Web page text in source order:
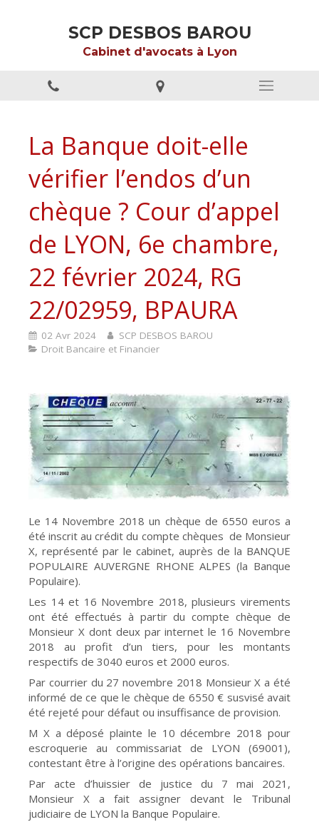
SCP DESBOS BAROU
Cabinet d'avocats à Lyon
La Banque doit-elle
vérifier l’endos d’un
chèque ? Cour d’appel
de LYON, 6e chambre,
22 février 2024, RG
22/02959, BPAURA
02 Avr 2024
SCP DESBOS BAROU
Droit Bancaire et Financier
Le 14 Novembre 2018 un chèque de 6550 euros a
été inscrit au crédit du compte chèques de Monsieur
X, représenté par le cabinet, auprès de la BANQUE
POPULAIRE AUVERGNE RHONE ALPES (la Banque
Populaire).
Les 14 et 16 Novembre 2018, plusieurs virements
ont été effectués à partir du compte chèque de
Monsieur X dont deux par internet le 16 Novembre
2018 au profit d’un tiers, pour les montants
respectifs de 3040 euros et 2000 euros.
Par courrier du 27 novembre 2018 Monsieur X a été
informé de ce que le chèque de 6550 € susvisé avait
été rejeté pour défaut ou insuffisance de provision.
M X a déposé plainte le 10 décembre 2018 pour
escroquerie au commissariat de LYON (69001),
contestant être à l’origine des opérations bancaires.
Par acte d’huissier de justice du 7 mai 2021,
Monsieur X a fait assigner devant le Tribunal
judiciaire de LYON la Banque Populaire.